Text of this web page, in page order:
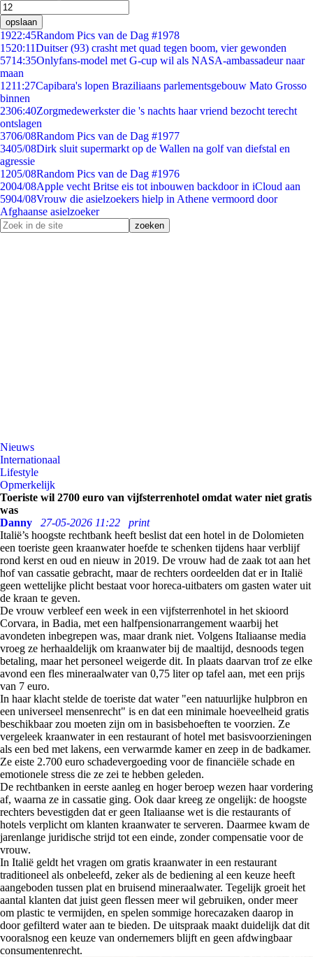
opslaan
1922:45Random Pics van de Dag #1978
1520:11Duitser (93) crasht met quad tegen boom, vier gewonden
5714:35Onlyfans-model met G-cup wil als NASA-ambassadeur naar
maan
1211:27Capibara's lopen Braziliaans parlementsgebouw Mato Grosso
binnen
2306:40Zorgmedewerkster die 's nachts haar vriend bezocht terecht
ontslagen
3706/08Random Pics van de Dag #1977
3405/08Dirk sluit supermarkt op de Wallen na golf van diefstal en
agressie
1205/08Random Pics van de Dag #1976
2004/08Apple vecht Britse eis tot inbouwen backdoor in iCloud aan
5904/08Vrouw die asielzoekers hielp in Athene vermoord door
Afghaanse asielzoeker
Nieuws
Internationaal
Lifestyle
Opmerkelijk
Toeriste wil 2700 euro van vijfsterrenhotel omdat water niet gratis
was
Danny
27-05-2026 11:22
print
Italië’s hoogste rechtbank heeft beslist dat een hotel in de Dolomieten
een toeriste geen kraanwater hoefde te schenken tijdens haar verblijf
rond kerst en oud en nieuw in 2019. De vrouw had de zaak tot aan het
hof van cassatie gebracht, maar de rechters oordeelden dat er in Italië
geen wettelijke plicht bestaat voor horeca-uitbaters om gasten water uit
de kraan te geven.
De vrouw verbleef een week in een vijfsterrenhotel in het skioord
Corvara, in Badia, met een halfpensionarrangement waarbij het
avondeten inbegrepen was, maar drank niet. Volgens Italiaanse media
vroeg ze herhaaldelijk om kraanwater bij de maaltijd, desnoods tegen
betaling, maar het personeel weigerde dit. In plaats daarvan trof ze elke
avond een fles mineraalwater van 0,75 liter op tafel aan, met een prijs
van 7 euro.
In haar klacht stelde de toeriste dat water "een natuurlijke hulpbron en
een universeel mensenrecht" is en dat een minimale hoeveelheid gratis
beschikbaar zou moeten zijn om in basisbehoeften te voorzien. Ze
vergeleek kraanwater in een restaurant of hotel met basisvoorzieningen
als een bed met lakens, een verwarmde kamer en zeep in de badkamer.
Ze eiste 2.700 euro schadevergoeding voor de financiële schade en
emotionele stress die ze zei te hebben geleden.
De rechtbanken in eerste aanleg en hoger beroep wezen haar vordering
af, waarna ze in cassatie ging. Ook daar kreeg ze ongelijk: de hoogste
rechters bevestigden dat er geen Italiaanse wet is die restaurants of
hotels verplicht om klanten kraanwater te serveren. Daarmee kwam de
jarenlange juridische strijd tot een einde, zonder compensatie voor de
vrouw.
In Italië geldt het vragen om gratis kraanwater in een restaurant
traditioneel als onbeleefd, zeker als de bediening al een keuze heeft
aangeboden tussen plat en bruisend mineraalwater. Tegelijk groeit het
aantal klanten dat juist geen flessen meer wil gebruiken, onder meer
om plastic te vermijden, en spelen sommige horecazaken daarop in
door gefilterd water aan te bieden. De uitspraak maakt duidelijk dat dit
vooralsnog een keuze van ondernemers blijft en geen afdwingbaar
consumentenrecht.